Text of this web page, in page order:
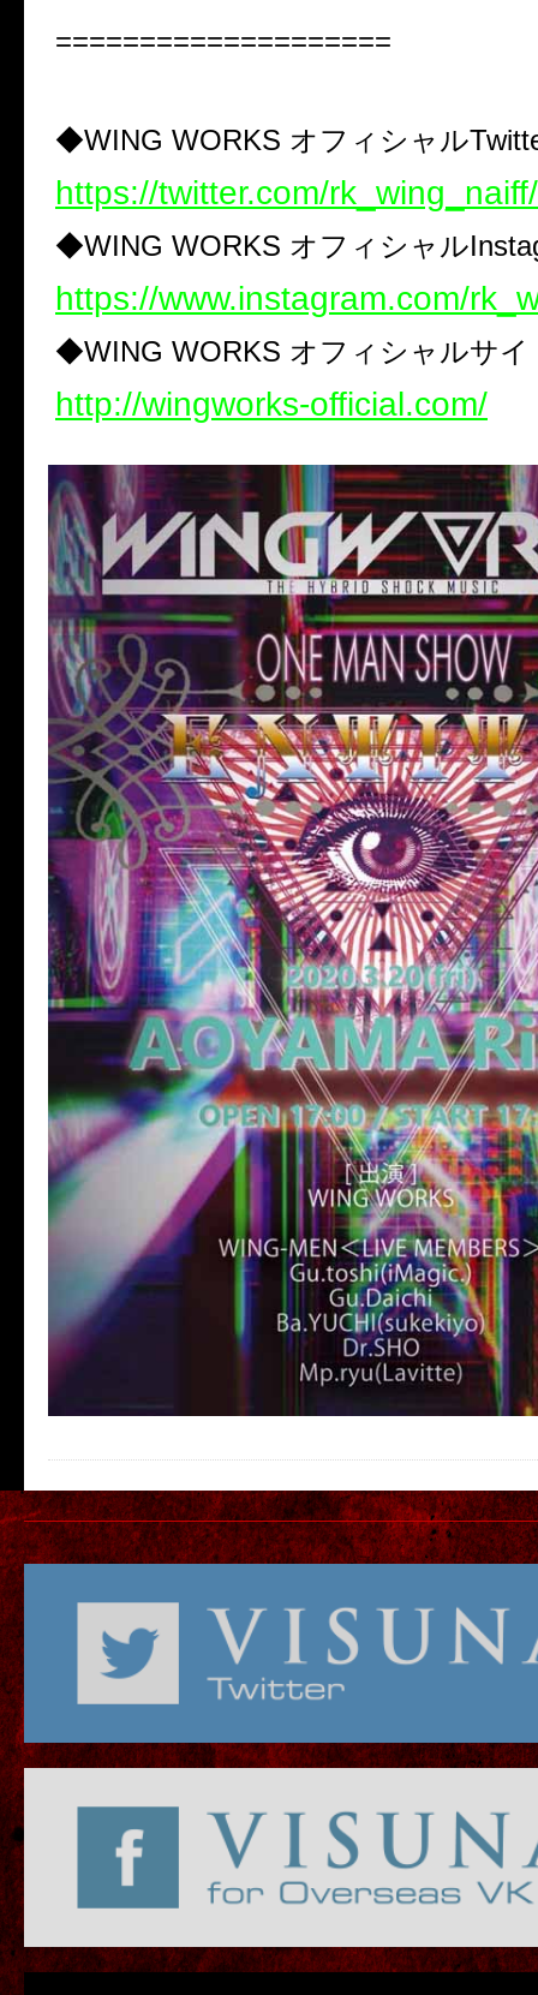
====================
◆WING WORKS オフィシャル
https://twitter.com/rk_wing_naiff/
◆WING WORKS オフィシャル
https://www.instagram.com/
◆WING WORKS オフィシャルサイ
http://wingworks-official.com/